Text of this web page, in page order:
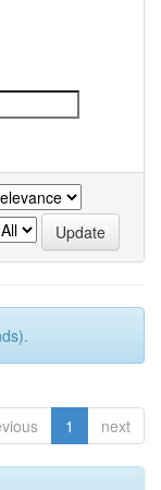
1 next